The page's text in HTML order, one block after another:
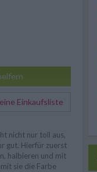
Einkaufsliste
nicht nur toll aus,
gut. Hierfür zuerst
halbieren und mit
sie die Farbe